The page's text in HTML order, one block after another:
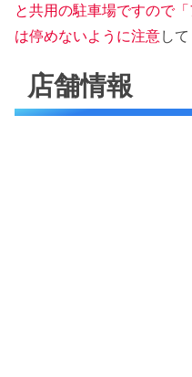
と共用の駐車場ですので
は停めないように注意して
店舗情報